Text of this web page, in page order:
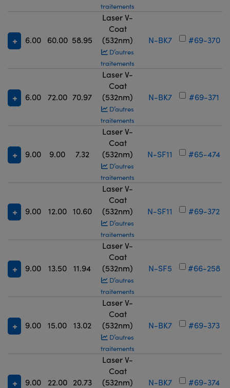
traitements
6.00 60.00 58.95
Laser V-
Coat
(532nm)
D’autres
traitements
N-BK7 #69-370
6.00 72.00 70.97
Laser V-
Coat
(532nm)
D’autres
traitements
N-BK7 #69-371
9.00 9.00 7.32
Laser V-
Coat
(532nm)
D’autres
traitements
N-SF11 #65-474
9.00 12.00 10.60
Laser V-
Coat
(532nm)
D’autres
traitements
N-SF11 #69-372
9.00 13.50 11.94
Laser V-
Coat
(532nm)
D’autres
traitements
N-SF5 #66-258
9.00 15.00 13.02
Laser V-
Coat
(532nm)
D’autres
traitements
N-BK7 #69-373
9.00 22.00 20.73
Laser V-
Coat
(532nm)
N-BK7 #69-374